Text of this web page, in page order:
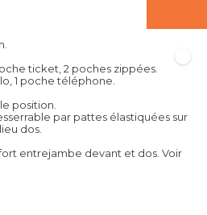
ticket, 2 poches zippées.
1 poche téléphone.
position.
par pattes élastiquées sur
dos.
entrejambe devant et dos. Voir